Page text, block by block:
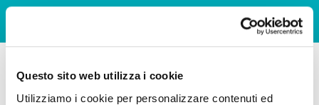
Questo sito web utilizza i cookie
Utilizziamo i cookie per personalizzare contenuti ed